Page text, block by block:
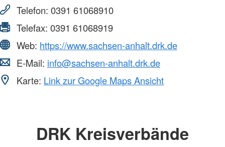
Telefon: 0391 61068910
Telefax: 0391 61068919
Web: https://www.sachsen-anhalt.drk.de
E-Mail: info@sachsen-anhalt.drk.de
Karte: Link zur Google Maps Ansicht
DRK Kreisverbände